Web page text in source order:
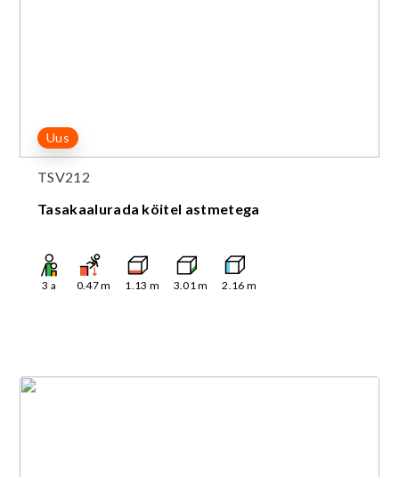
Uus
TSV212
Tasakaalurada köitel astmetega
3 a 0.47m 1.13 m 3.01m 2.16 m